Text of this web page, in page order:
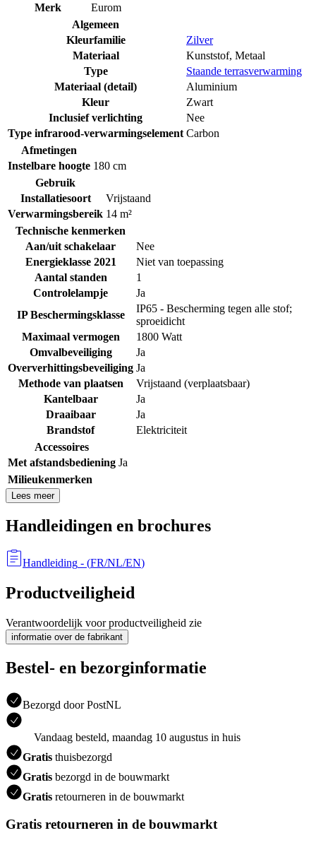
Merk
Eurom
Algemeen
Kleurfamilie
Zilver
Materiaal
Kunststof, Metaal
Type
Staande terrasverwarming
Materiaal (detail)
Aluminium
Kleur
Zwart
Inclusief verlichting
Nee
Type infrarood-verwarmingselement Carbon
Afmetingen
Instelbare hoogte 180 cm
Gebruik
Installatiesoort
Vrijstaand
Verwarmingsbereik 14 m²
Technische kenmerken
Aan/uit schakelaar
Nee
Energieklasse 2021
Niet van toepassing
Aantal standen
1
Controlelampje
Ja
IP Beschermingsklasse
IP65 - Bescherming tegen alle stof;
sproeidicht
Maximaal vermogen
1800 Watt
Omvalbeveiliging
Ja
Oververhittingsbeveiliging Ja
Methode van plaatsen
Vrijstaand (verplaatsbaar)
Kantelbaar
Ja
Draaibaar
Ja
Brandstof
Elektriciteit
Accessoires
Met afstandsbediening Ja
Milieukenmerken
Lees meer
Handleidingen en brochures
Handleiding - (FR/NL/EN)
Productveiligheid
Verantwoordelijk voor productveiligheid zie
informatie over de fabrikant
Bestel- en bezorginformatie
Bezorgd door PostNL
Vandaag besteld, maandag 10 augustus in huis
Gratis thuisbezorgd
Gratis bezorgd in de bouwmarkt
Gratis retourneren in de bouwmarkt
Gratis retourneren in de bouwmarkt